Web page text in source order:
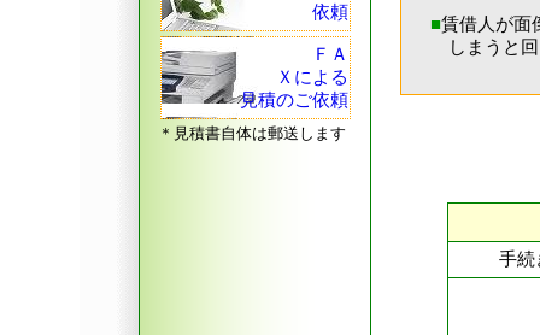
依頼
ＦＡ
Ｘによる
見積のご依頼
＊見積書自体は郵送します
■賃借人が面
しまうと
手続